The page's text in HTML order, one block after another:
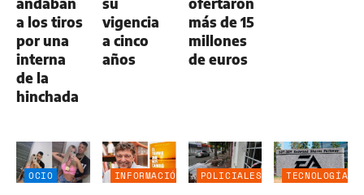
a los tiros
por una
interna
de la
hinchada
vigencia
a cinco
años
más de 15
millones
de euros
OCIO
INFORMACIÓN
POLICIALES TECNOLOGÍA